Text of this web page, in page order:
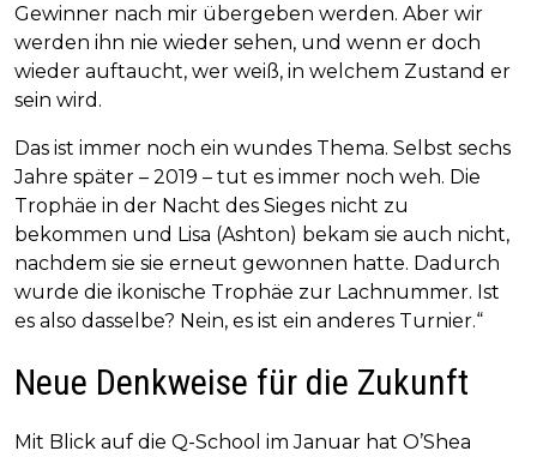
Gewinner nach mir übergeben werden. Aber wir
werden ihn nie wieder sehen, und wenn er doch
wieder auftaucht, wer weiß, in welchem Zustand er
sein wird.
Das ist immer noch ein wundes Thema. Selbst sechs
Jahre später – 2019 – tut es immer noch weh. Die
Trophäe in der Nacht des Sieges nicht zu
bekommen und Lisa (Ashton) bekam sie auch nicht,
nachdem sie sie erneut gewonnen hatte. Dadurch
wurde die ikonische Trophäe zur Lachnummer. Ist
es also dasselbe? Nein, es ist ein anderes Turnier.“
Neue Denkweise für die Zukunft
Mit Blick auf die Q-School im Januar hat O’Shea